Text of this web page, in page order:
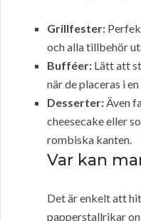
Grillfester:
och alla tillbehör
Bufféer: Lätt att
när de placeras i
Desserter:Även
cheesecake eller
rombiska kanten.
Var kan
Det är enkelt att
papperstallrikar